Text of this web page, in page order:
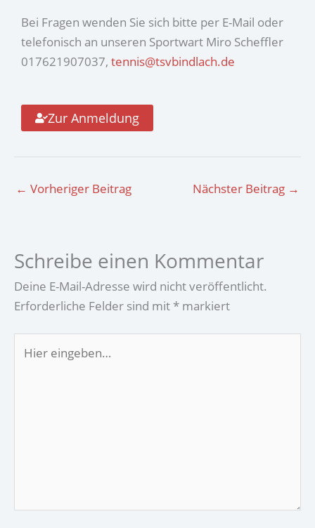
Bei Fragen wenden Sie sich bitte per E-Mail oder
telefonisch an unseren Sportwart Miro Scheffler
017621907037, tennis@tsvbindlach.de
Zur Anmeldung
← Vorheriger Beitrag Nächster Beitrag →
Schreibe einen Kommentar
Deine E-Mail-Adresse wird nicht veröffentlicht.
Erforderliche Felder sind mit * markiert
eingeben…